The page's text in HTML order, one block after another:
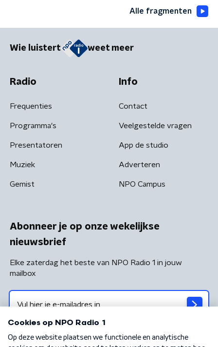
Alle fragmenten
Wie luistert weet meer
Radio
Frequenties
Programma's
Presentatoren
Muziek
Gemist
Info
Contact
Veelgestelde vragen
App de studio
Adverteren
NPO Campus
Abonneer je op onze wekelijkse
nieuwsbrief
Elke zaterdag het beste van NPO Radio 1 in jouw
mailbox